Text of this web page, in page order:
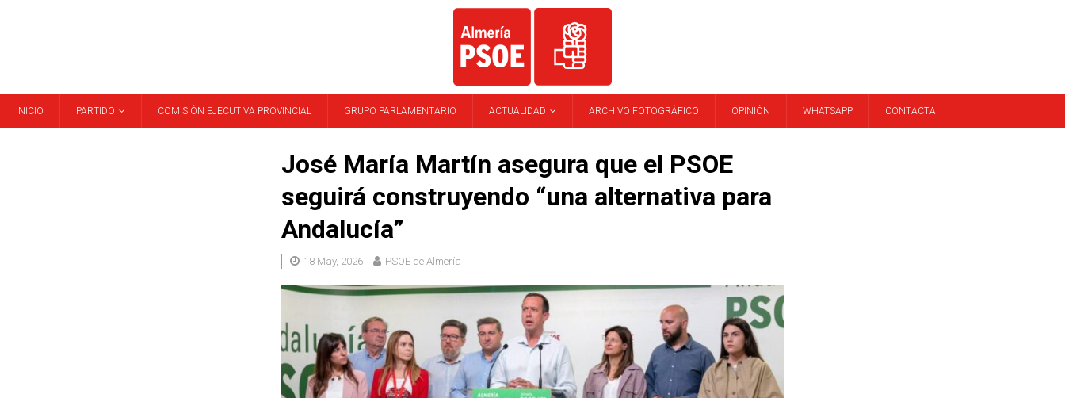
INICIO PARTIDO COMISIÓN EJECUTIVA PROVINCIAL GRUPO PARLAMENTARIO ACTUALIDAD ARCHIVO FOTOGRÁFICO OPINIÓN WHATSAPP CONTACTA
José María Martín asegura que el PSOE
seguirá construyendo “una alternativa para
Andalucía”
18 May, 2026 PSOE de Almería